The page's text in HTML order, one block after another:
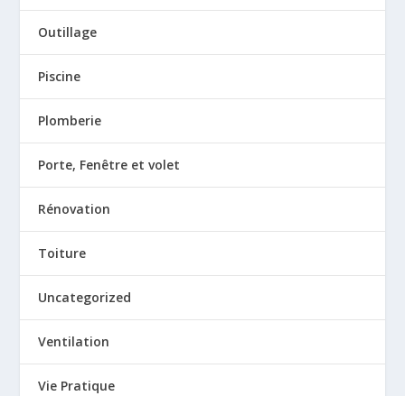
Outillage
Piscine
Plomberie
Porte, Fenêtre et volet
Rénovation
Toiture
Uncategorized
Ventilation
Vie Pratique